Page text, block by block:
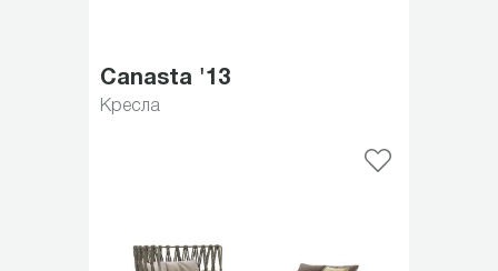
Canasta '13
Кресла